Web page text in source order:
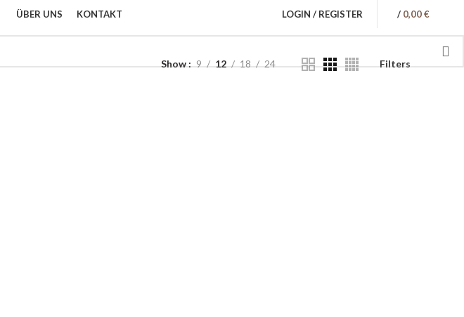
ÜBER UNS KONTAKT LOGIN / REGISTER / 0,00€
Show 9 12 18 24 Filters